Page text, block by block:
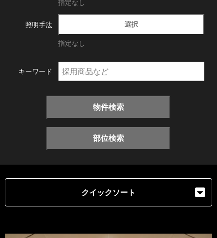
指定なし
照明手法 選択
指定なし
キーワード
物件検索
部位検索
クイックソート